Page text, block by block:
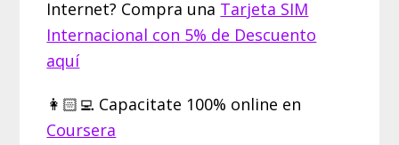
Internet? Compra una Tarjeta SIM
Internacional con 5% de Descuento
aquí
👩🏻‍💻 Capacitate 100% online en
Coursera